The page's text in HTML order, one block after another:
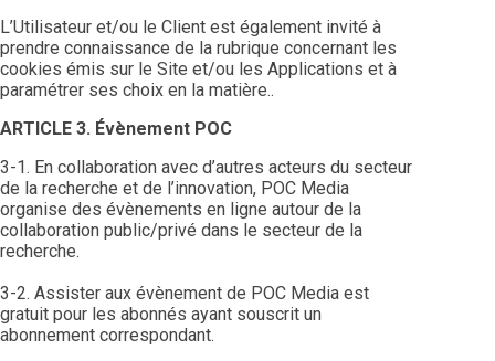
L’Utilisateur et/ou le Client est également invité à
prendre connaissance de la rubrique concernant les
cookies émis sur le Site et/ou les Applications et à
paramétrer ses choix en la matière..
ARTICLE 3. Évènement POC
3-1. En collaboration avec d’autres acteurs du secteur
de la recherche et de l’innovation, POC Media
organise des évènements en ligne autour de la
collaboration public/privé dans le secteur de la
recherche.
3-2. Assister aux évènement de POC Media est
gratuit pour les abonnés ayant souscrit un
abonnement correspondant.